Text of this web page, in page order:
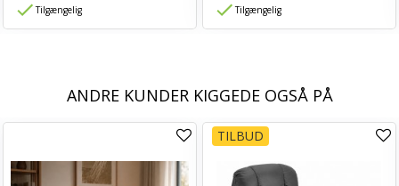
Tilgængelig Tilgængelig
ANDRE KUNDER KIGGEDE OGSÅ PÅ
TILBUD